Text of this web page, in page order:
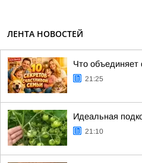
ЛЕНТА НОВОСТЕЙ
Что объединяет
21:25
Идеальная
21:10